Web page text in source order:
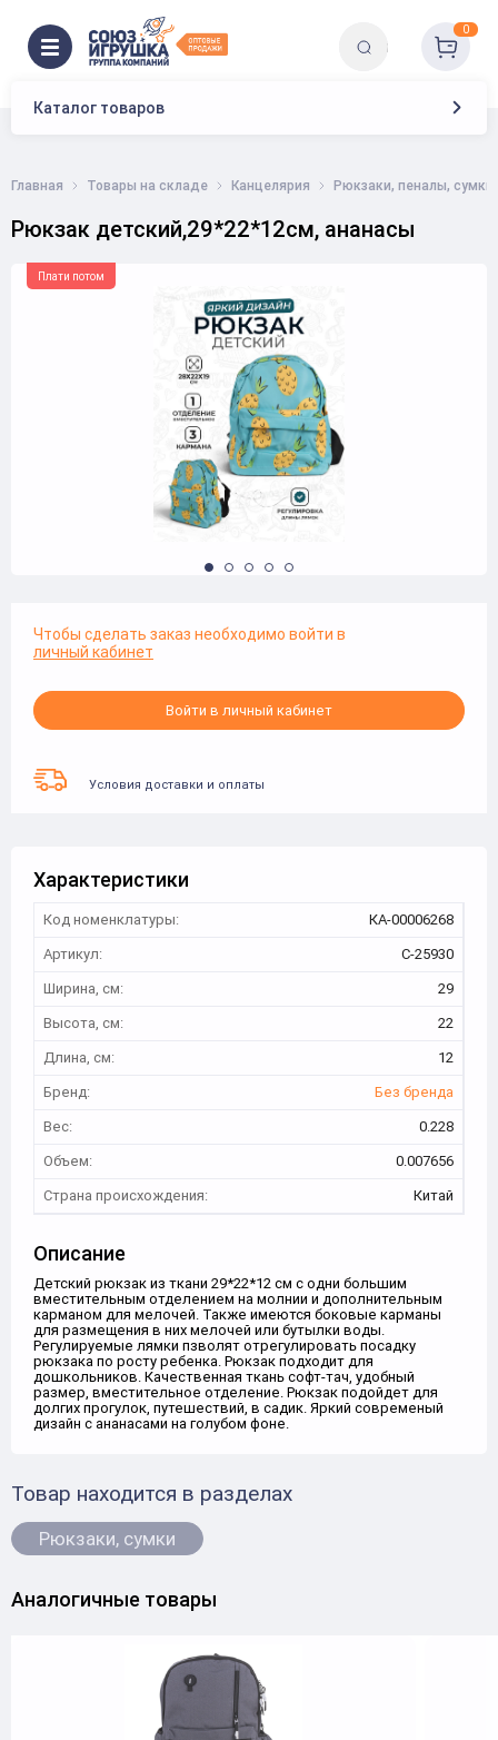
Каталог товаров
0
Главная Товары на складе Канцелярия Рюкзаки, пеналы, сумки
Рюкзак детский,29*22*12см, ананасы
Плати потом
Чтобы сделать заказ необходимо войти в
личный кабинет
Войти в личный кабинет
Условия доставки и оплаты
Характеристики
Код номенклатуры:
КА-00006268
Артикул:
C-25930
Ширина, см:
29
Высота, см:
22
Длина, см:
12
Бренд:
Без бренда
Вес:
0.228
Объем:
0.007656
Страна происхождения:
Китай
Описание
Детский рюкзак из ткани 29*22*12 см с одни большим
вместительным отделением на молнии и дополнительным
карманом для мелочей. Также имеются боковые карманы
для размещения в них мелочей или бутылки воды.
Регулируемые лямки пзволят отрегулировать посадку
рюкзака по росту ребенка. Рюкзак подходит для
дошкольников. Качественная ткань софт-тач, удобный
размер, вместительное отделение. Рюкзак подойдет для
долгих прогулок, путешествий, в садик. Яркий современый
дизайн с ананасами на голубом фоне.
Товар находится в разделах
Рюкзаки, сумки
Аналогичные товары